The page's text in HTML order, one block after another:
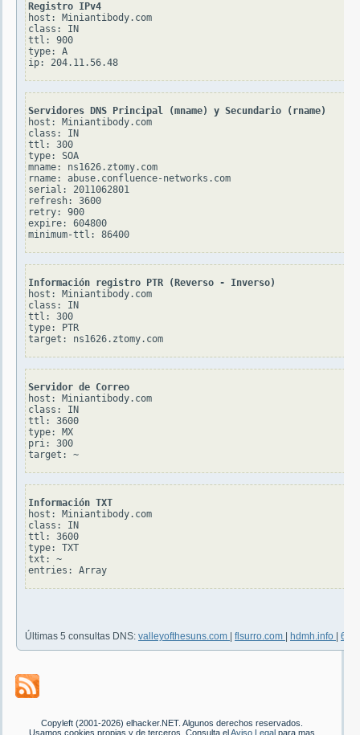
Registro IPv4
host: Miniantibody.com
class: IN
ttl: 900
type: A
Servidores DNS Principal (mname) y Secundario (rname)
host: Miniantibody.com
class: IN
ttl: 300
type: SOA
mname: ns1626.ztomy.com
rname: abuse.confluence-networks.com
serial: 2011062801
refresh: 3600
retry: 900
expire: 604800
Información registro PTR (Reverso - Inverso)
host: Miniantibody.com
class: IN
ttl: 300
type: PTR
Servidor de Correo
host: Miniantibody.com
class: IN
ttl: 3600
type: MX
pri: 300
Información TXT
host: Miniantibody.com
class: IN
ttl: 3600
type: TXT
txt: ~
Últimas 5 consultas DNS: valleyofthesuns.com flsurro.com hdmh.info
Copyleft (2001-2026) elhacker.NET. Algunos derechos reservados.
Usamos cookies propias y de terceros. Consulta el Aviso Legal para mas